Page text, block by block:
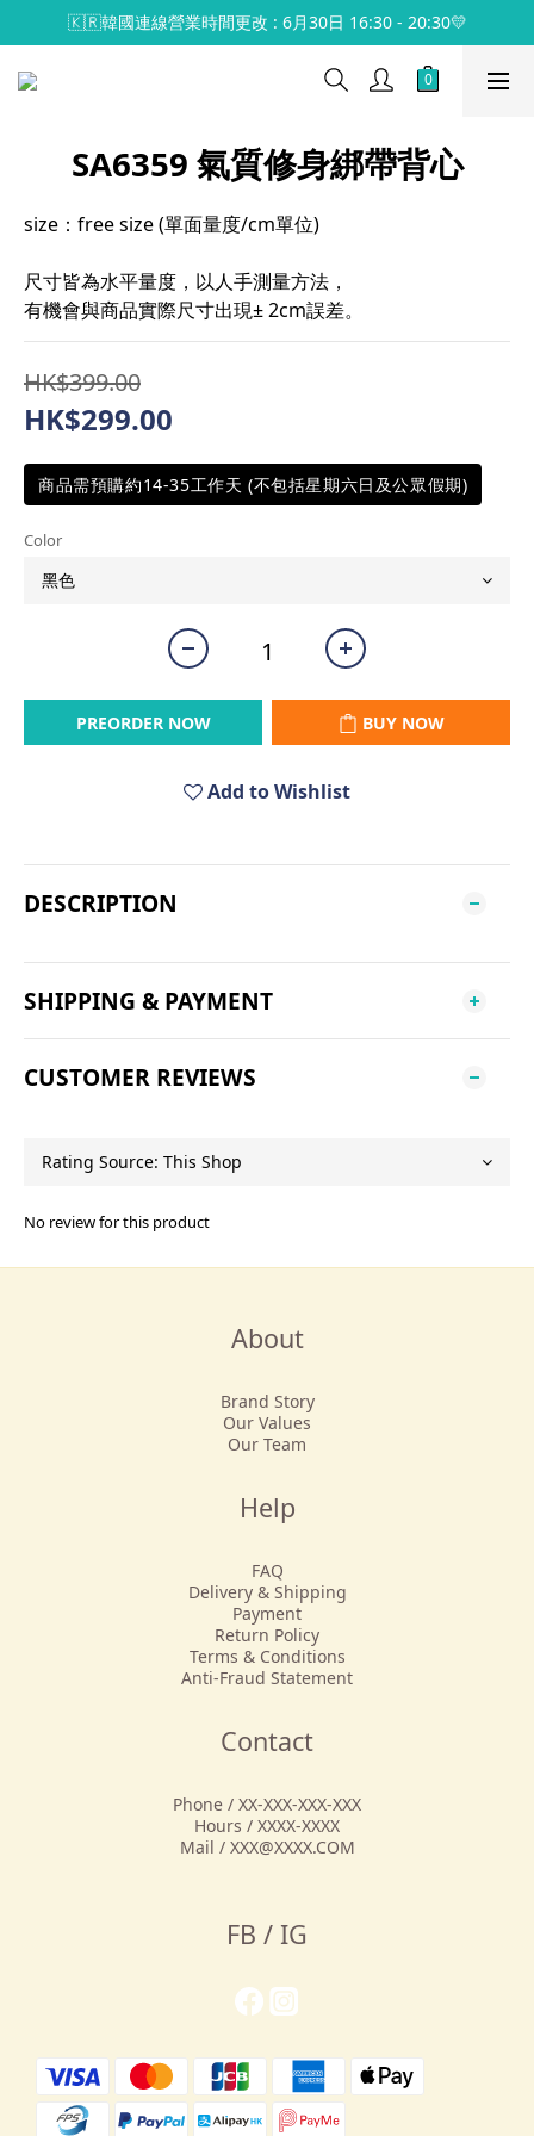
🇰🇷韓國連線營業時間更改 : 6月30日 16:30 - 20:30💛
SA6359 氣質修身綁帶背心
size：free size (單面量度/cm單位)
尺寸皆為水平量度，以人手測量方法，
有機會與商品實際尺寸出現± 2cm誤差。
HK$399.00
HK$299.00
商品需預購約14-35工作天 (不包括星期六日及公眾假期)
Color
PREORDER NOW BUY NOW
Add to Wishlist
DESCRIPTION
SHIPPING & PAYMENT
CUSTOMER REVIEWS
No review for this product
About
Brand Story
Our Values
Our Team
Help
FAQ
Delivery & Shipping
Payment
Return Policy
Terms & Conditions
Anti-Fraud Statement
Contact
Phone / XX-XXX-XXX-XXX
Hours / XXXX-XXXX
Mail / XXX@XXXX.COM
FB / IG